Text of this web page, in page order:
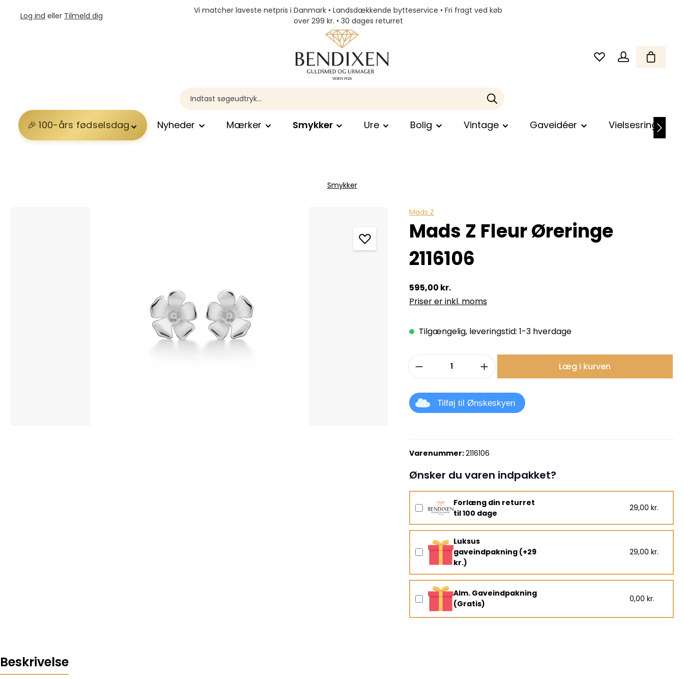
Log ind eller Tilmeld dig
Vi matcher laveste netpris i Danmark • Landsdækkende bytteservice • Fri fragt ved køb
over 299 kr. • 30 dages returret
100-års fødselsdag Nyheder Mærker Smykker Ure Bolig Vintage Gaveidéer Vielsesringe
Smykker
Mads Z
Mads Z Fleur Øreringe
2116106
595,00 kr.
Priser er inkl. moms
Tilgængelig, leveringstid: 1-3 hverdage
Produktmængde: Indtast det ønskede
Læg i kurven
Tilføj til Ønskeskyen
Varenummer:2116106
Ønsker du varen indpakket?
Forlæng din returret
til 100 dage
29,00 kr.
Luksus
gaveindpakning (+29
kr.)
29,00 kr.
Alm. Gaveindpakning
(Gratis)
0,00 kr.
Beskrivelse